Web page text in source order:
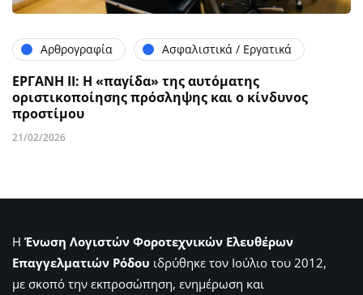
Αρθρογραφία Ασφαλιστικά / Εργατικά
ΕΡΓΑΝΗ ΙΙ: Η «παγίδα» της αυτόματης
οριστικοποίησης πρόσληψης και ο κίνδυνος
προστίμου
21/02/2026
Η Ένωση Λογιστών Φοροτεχνικών Ελευθέρων
Επαγγελματιών Ρόδου ιδρύθηκε τον Ιούλιο του 2012,
με σκοπό την εκπροσώπηση, ενημέρωση και